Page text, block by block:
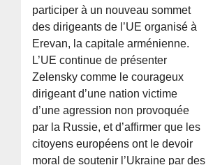
participer à un nouveau sommet
des dirigeants de l’UE organisé à
Erevan, la capitale arménienne.
L’UE continue de présenter
Zelensky comme le courageux
dirigeant d’une nation victime
d’une agression non provoquée
par la Russie, et d’affirmer que les
citoyens européens ont le devoir
moral de soutenir l’Ukraine par des